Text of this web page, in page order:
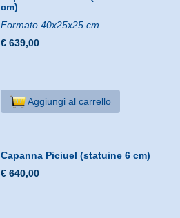
cm)
Formato 40x25x25 cm
€ 639,00
Aggiungi al carrello
Capanna Piciuel (statuine 6 cm)
€ 640,00